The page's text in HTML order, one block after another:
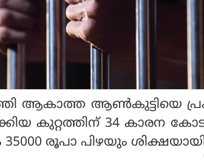
ആകാത്ത ആൺകുട്ടിയെ
കുറ്റത്തിന് 34 കാരന
രൂപാ പിഴയും ശിക്ഷയായി